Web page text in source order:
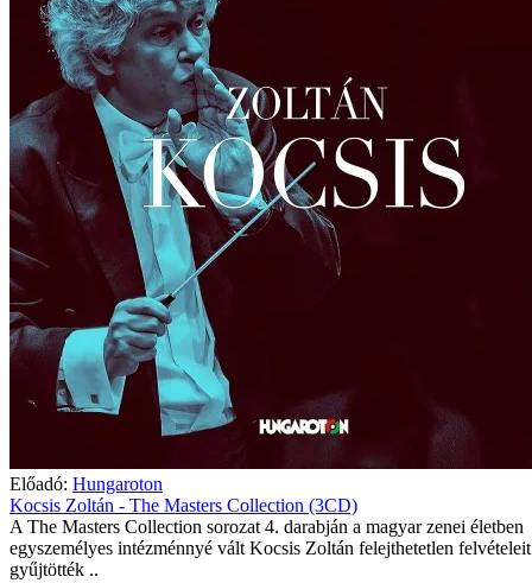
Előadó: Hungaroton
Kocsis Zoltán - The Masters Collection (3CD)
A The Masters Collection sorozat 4. darabján a magyar zenei életben
egyszemélyes intézménnyé vált Kocsis Zoltán felejthetetlen felvételeit
gyűjtötték ..